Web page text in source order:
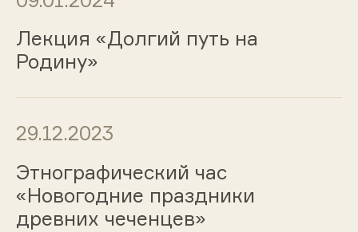
Лекция «Долгий путь на
Родину»
29.12.2023
Этнографический час
«Новогодние праздники
древних чеченцев»